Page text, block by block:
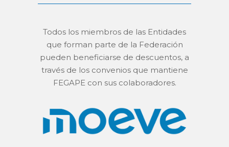
Todos los miembros de las Entidades
que forman parte de la Federación
pueden beneficiarse de descuentos, a
través de los convenios que mantiene
FEGAPE con sus colaboradores.